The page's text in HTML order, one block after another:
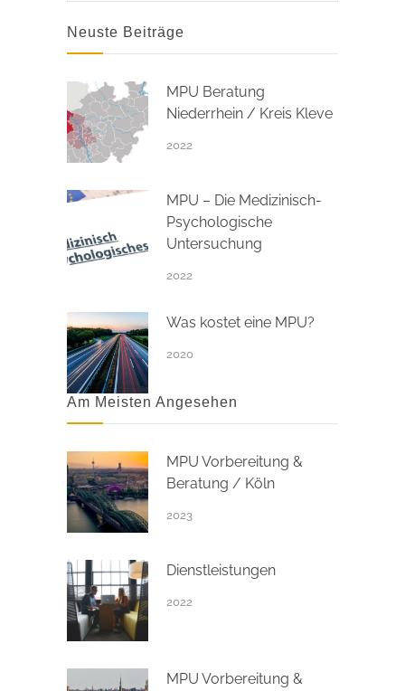
Neuste Beiträge
MPU Beratung
Niederrhein / Kreis Kleve
2022
MPU – Die Medizinisch-
Psychologische
Untersuchung
2022
Was kostet eine MPU?
2020
Am Meisten Angesehen
MPU Vorbereitung &
Beratung / Köln
2023
Dienstleistungen
2022
MPU Vorbereitung &